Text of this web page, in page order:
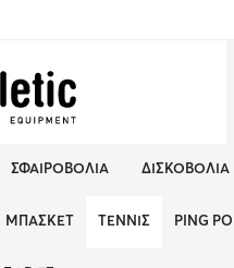
ΣΦΑΙΡΟΒΟΛΊΑ ΔΙΣΚΟΒΟΛΊΑ
ΜΠΆΣΚΕΤ ΤΈΝΝΙΣ PING